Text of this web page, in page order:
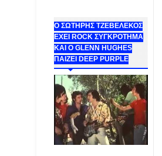
Ο ΣΩΤΗΡΗΣ ΤΖΕΒΕΛΕΚΟΣ
ΕΧΕΙ ROCK ΣΥΓΚΡΟΤΗΜΑ
ΚΑΙ Ο GLENN HUGHES
ΠΑΙΖΕΙ DEEP PURPLE